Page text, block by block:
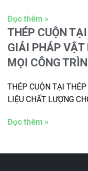
Đọc thêm »
THÉP CUỘN
GIẢI PHÁP VẬT
MỌI CÔNG
THÉP CUỘN TẠI
LIỆU CHẤT LƯỢNG
Đọc thêm »